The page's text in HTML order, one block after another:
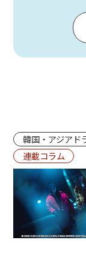
韓国・アジアド
連載コラム